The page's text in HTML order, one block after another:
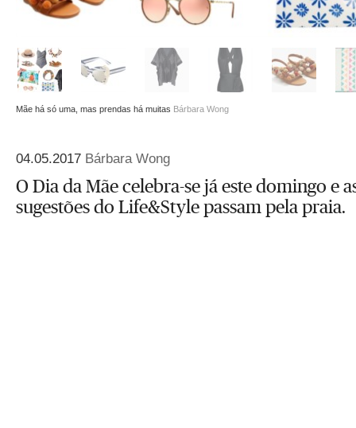
Mãe há só uma, mas prendas há muitas Bárbara Wong
04.05.2017 Bárbara Wong
O Dia da Mãe celebra-se já este domingo e
sugestões do Life&Style passam pela praia.